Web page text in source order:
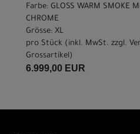
Farbe: GLOSS WARM SMOKE
CHROME
Grösse: XL
pro Stück (inkl. MwSt. zzgl.
Grossartikel)
6.999,00 EUR